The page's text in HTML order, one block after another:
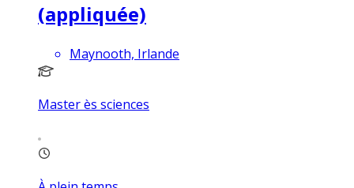
(appliquée)
Maynooth, Irlande
Master ès sciences